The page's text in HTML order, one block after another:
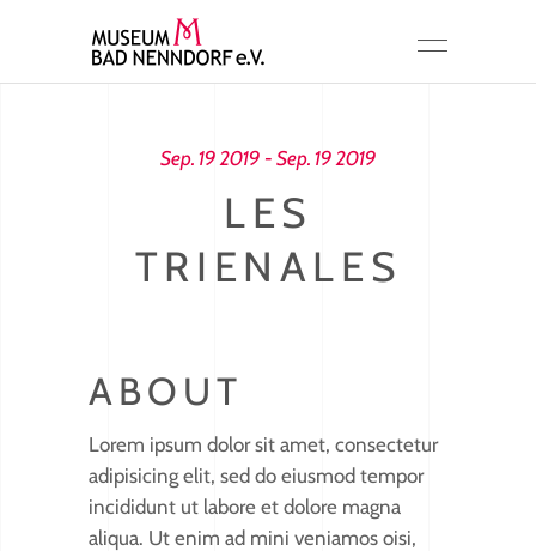
Sep. 19 2019 - Sep. 19 2019
LES
TRIENALES
ABOUT
Lorem ipsum dolor sit amet, consectetur
adipisicing elit, sed do eiusmod tempor
incididunt ut labore et dolore magna
aliqua. Ut enim ad mini veniamos oisi,